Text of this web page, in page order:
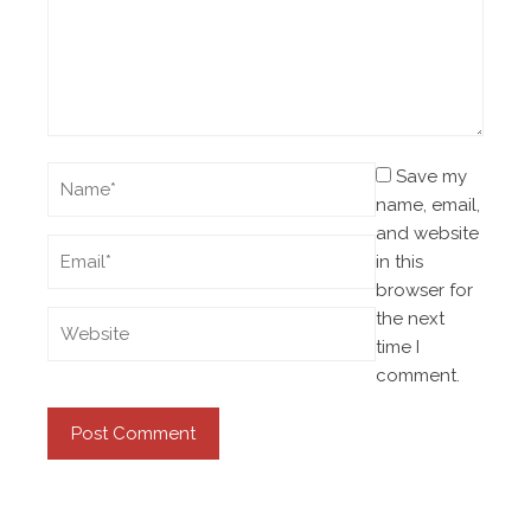
Save my
name, email,
and website
in this
browser for
the next
time I
comment.